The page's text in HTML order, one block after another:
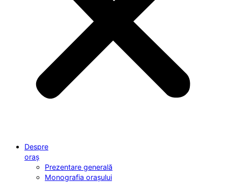
Despre
oraș
Prezentare generală
Monografia orașului